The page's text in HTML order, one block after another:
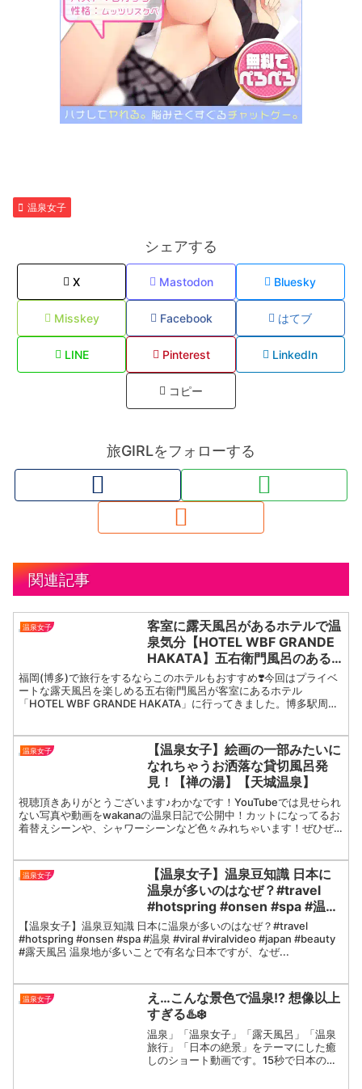
温泉女子
シェアする
X Mastodon Bluesky
Misskey Facebook はてブ
LINE Pinterest LinkedIn
コピー
旅GIRLをフォローする
関連記事
温泉女子
客室に露天風呂があるホテルで温
泉気分【HOTEL WBF GRANDE
HAKATA】五右衛門風呂のある
お部屋でおこもりステイ＆お泊ま
り女一人旅😴🛌
福岡(博多)で旅行をするならこのホテルもおすすめ❣️今回はプライベ
ートな露天風呂を楽しめる五右衛門風呂が客室にあるホテル
「HOTEL WBF GRANDE HAKATA」に行ってきました。博多駅周辺
温泉女子
【温泉女子】絵画の一部みたいに
なれちゃうお洒落な貸切風呂発
見！【禅の湯】【天城温泉】
視聴頂きありがとうございます♪わかなです！YouTubeでは見せられ
ない写真や動画をwakanaの温泉日記で公開中！カットになってるお
着替えシーンや、シャワーシーンなど色々みれちゃいます！ぜひぜ
温泉女子
【温泉女子】温泉豆知識 日本に
温泉が多いのはなぜ？#travel
#hotspring #onsen #spa #温泉
#viral #viralvideo #japan
#beauty #露天風呂
【温泉女子】温泉豆知識 日本に温泉が多いのはなぜ？#travel
#hotspring #onsen #spa #温泉 #viral #viralvideo #japan #beauty
#露天風呂 温泉地が多いことで有名な日本ですが、なぜ...
温泉女子
え…こんな景色で温泉!? 想像以上
すぎる♨️❄️
温泉」「温泉女子」「露天風呂」「温泉
旅行」「日本の絶景」をテーマにした癒
しのショート動画です。15秒で日本の美